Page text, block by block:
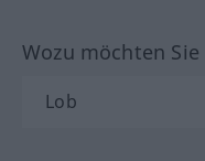
Wozu möchten